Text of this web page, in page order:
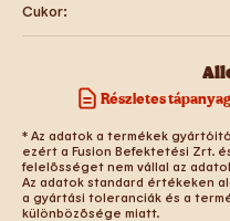
Cukor:
Részletes
* Az adatok a termékek
ezért a Fusion Befektetési Zrt.
felelősséget nem vállal az
Az adatok standard értékeken
a gyártási toleranciák és a
különbözősége miatt.